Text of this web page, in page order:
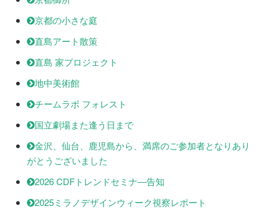
京都の小さな庭
直島アート散策
直島 家プロジェクト
地中美術館
チームラボ フォレスト
国立劇場また逢う日まで
金沢、仙台、鹿児島から、満席のご参加者となりあり
がとうございました
2026 CDFトレンドセミナ―告知
2025ミラノデザインウィーク視察レポート